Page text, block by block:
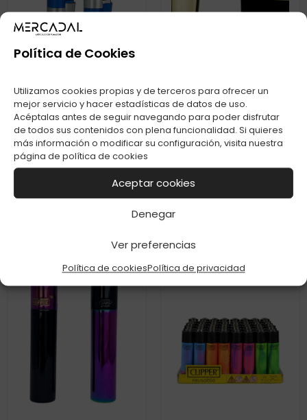
Política de Cookies
Utilizamos cookies propias y de terceros para ofrecer un
mejor servicio y hacer estadísticas de datos de uso.
Acéptalas antes de seguir navegando para poder disfrutar
de todos sus contenidos con plena funcionalidad. Si quieres
más información o modificar su configuración, visita nuestra
página de política de cookies
Aceptar cookies
Denegar
Ver preferencias
Política de cookiesPolítica de privacidad
ENC. CLIPPER
METAL
BLUE&SILVER C-12
Ver
ENC. CLIPPER